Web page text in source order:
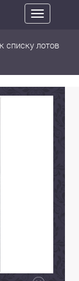
Toggle
navigation
списку лотов